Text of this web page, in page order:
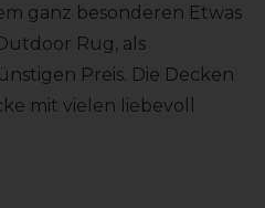
ganz besonderen Etwas
Rug, als
Preis. Die Decken
mit vielen liebevoll